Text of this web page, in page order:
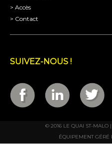
> Accès
> Contact
SUIVEZ-NOUS !
© 2016 LE QUAI ST-MALO |
ÉQUIPEMENT GÉRÉ